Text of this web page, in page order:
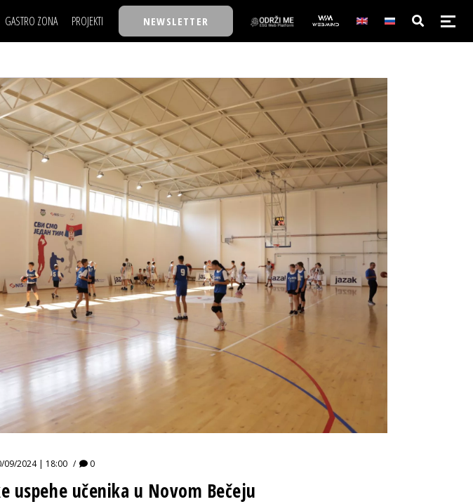
GASTRO ZONA PROJEKTI
TASTY TALKS
30 ISPOD 30
BACK TO OFFICE/SCHOOL
BIZBENDOVI
BIZKOLEGIJUM
BMW BIZNIS LIGA
IZJAVA GODINE
NEWSLETTER
NAJKOLEGA
30 ISPOD 30
BACK TO OFFICE/SCHOOL
BIZBENDOVI
BIZKOLEGIJUM
BMW BIZNIS LIGA
BIZLIFE WEEK
IZJAVA GODINE
09/2024 | 18:00 0
uspehe učenika u Novom Bečeju